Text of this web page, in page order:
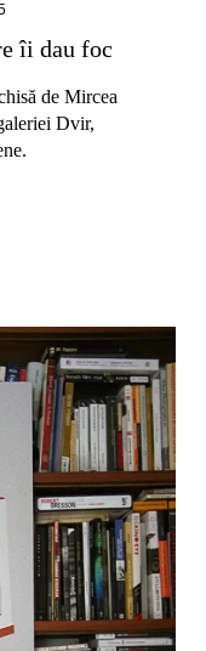
îi dau foc
de Mircea
Dvir,